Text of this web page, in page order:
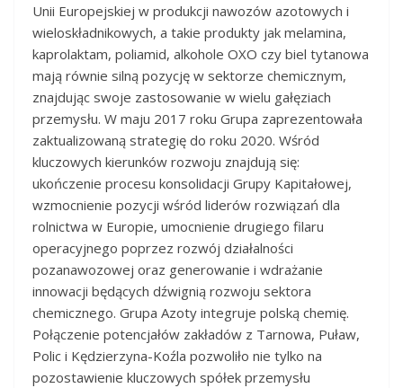
Unii Europejskiej w produkcji nawozów azotowych i
wieloskładnikowych, a takie produkty jak melamina,
kaprolaktam, poliamid, alkohole OXO czy biel tytanowa
mają równie silną pozycję w sektorze chemicznym,
znajdując swoje zastosowanie w wielu gałęziach
przemysłu. W maju 2017 roku Grupa zaprezentowała
zaktualizowaną strategię do roku 2020. Wśród
kluczowych kierunków rozwoju znajdują się:
ukończenie procesu konsolidacji Grupy Kapitałowej,
wzmocnienie pozycji wśród liderów rozwiązań dla
rolnictwa w Europie, umocnienie drugiego filaru
operacyjnego poprzez rozwój działalności
pozanawozowej oraz generowanie i wdrażanie
innowacji będących dźwignią rozwoju sektora
chemicznego. Grupa Azoty integruje polską chemię.
Połączenie potencjałów zakładów z Tarnowa, Puław,
Polic i Kędzierzyna-Koźla pozwoliło nie tylko na
pozostawienie kluczowych spółek przemysłu